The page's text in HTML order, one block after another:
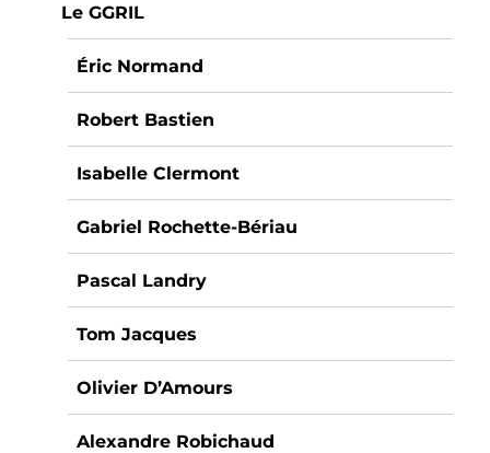
Le GGRIL
Éric Normand
Robert Bastien
Isabelle Clermont
Gabriel Rochette-Bériau
Pascal Landry
Tom Jacques
Olivier D’Amours
Alexandre Robichaud